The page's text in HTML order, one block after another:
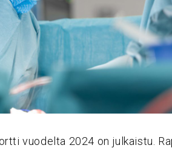
vuodelta 2024 on julkaistu.